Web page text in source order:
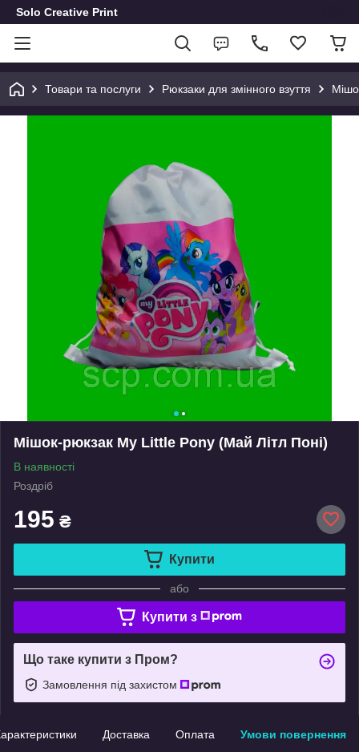
Solo Creative Print
Товари та послуги Рюкзаки для змінного взуття
Мішок-рюкзак My Little Pony (Май Літл Поні)
В наявності
Роздріб
195 ₴
Купити
або
Купити з
Що таке купити з Пром?
Замовлення під захистом
Доставка Оплата Умови повернення